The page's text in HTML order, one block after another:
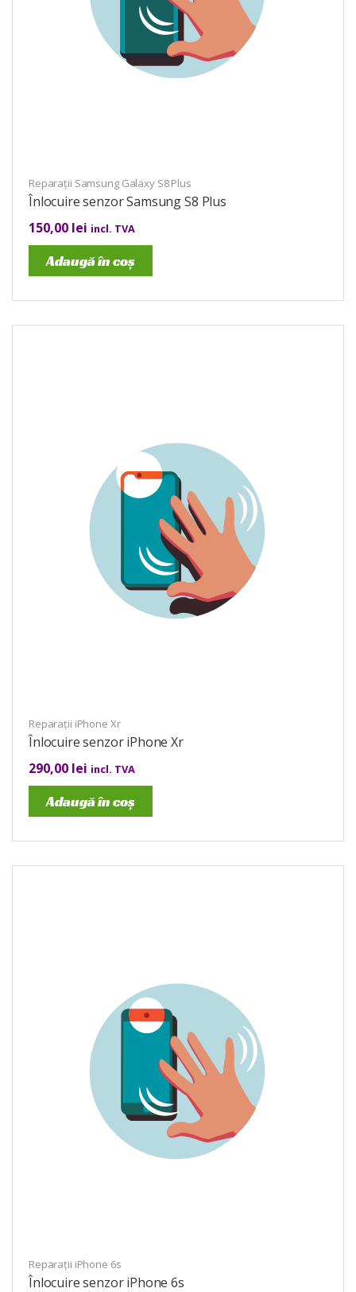
Reparații Samsung Galaxy S8 Plus
Înlocuire senzor Samsung S8 Plus
150,00 lei incl. TVA
Adaugă în coș
Reparații iPhone Xr
Înlocuire senzor iPhone Xr
290,00 lei incl. TVA
Adaugă în coș
Reparații iPhone 6s
Înlocuire senzor iPhone 6s